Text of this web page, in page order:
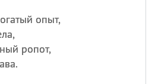
опыт,
ропот,